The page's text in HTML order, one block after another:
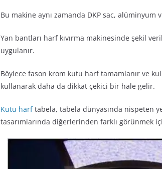
Bu makine aynı zamanda DKP sac, alüminyum
Yan bantları harf kıvırma makinesinde şekil
uygulanır.
Böylece fason krom kutu harf tamamlanır ve
kullanarak daha da dikkat çekici bir hale gelir.
Kutu harftabela, tabela dünyasında nispeten
tasarımlarında diğerlerinden farklı görünmek